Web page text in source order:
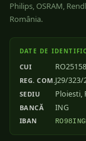
Philips, OSRAM,
România.
DATE DE
CUI
REG. COM.J29/323/
SEDIU Ploiesti,
BANCĂ ING
IBAN